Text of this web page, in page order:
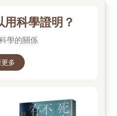
世界人人皆有手機、平板或電
往更快速接收瞬息萬變的世界的
常生活中，早已離不開無窮無盡
背後的事實。我相信數學提供了
瞭解氾濫的資料和複雜狀況，並
的誤導。我想傳授讀者一些數學
，寫出我的想法，並且解釋為什
用科學證明？
學的關係
更多